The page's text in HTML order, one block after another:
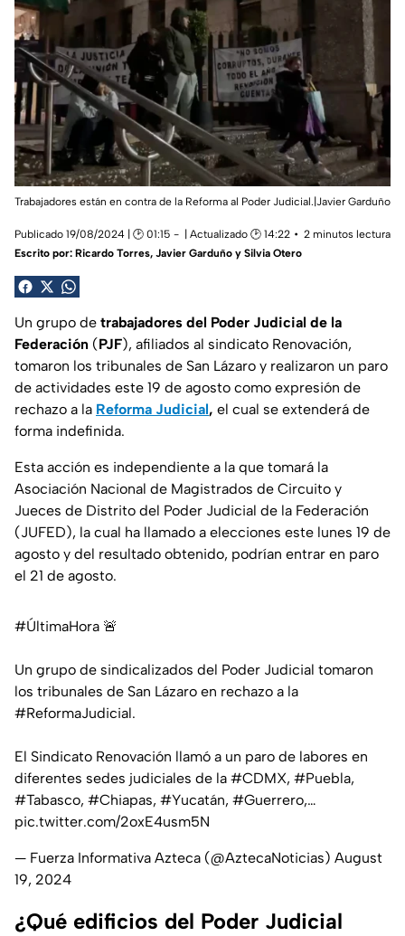
Trabajadores están en contra de la Reforma al Poder Judicial.|Javier Garduño
Publicado 19/08/2024 | 🕑 01:15 | Actualizado 🕑 14:22
2 minutos lectura
Escrito por: Ricardo Torres, Javier Garduño y Silvia Otero
Un grupo de trabajadores del Poder Judicial de la
Federación (PJF), afiliados al sindicato Renovación,
tomaron los tribunales de San Lázaro y realizaron un paro
de actividades este 19 de agosto como expresión de
rechazo a la Reforma Judicial, el cual se extenderá de
forma indefinida.
Esta acción es independiente a la que tomará la
Asociación Nacional de Magistrados de Circuito y
Jueces de Distrito del Poder Judicial de la Federación
(JUFED), la cual ha llamado a elecciones este lunes 19 de
agosto y del resultado obtenido, podrían entrar en paro
el 21 de agosto.
#ÚltimaHora 🚨
Un grupo de sindicalizados del Poder Judicial tomaron
los tribunales de San Lázaro en rechazo a la
#ReformaJudicial.
El Sindicato Renovación llamó a un paro de labores en
diferentes sedes judiciales de la #CDMX, #Puebla,
#Tabasco, #Chiapas, #Yucatán, #Guerrero,…
pic.twitter.com/2oxE4usm5N
— Fuerza Informativa Azteca (@AztecaNoticias) August
19, 2024
¿Qué edificios del Poder Judicial